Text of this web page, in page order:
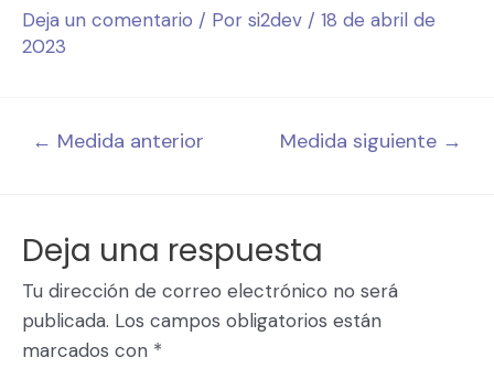
Deja un comentario / Por si2dev / 18 de abril de
2023
← Medida anterior Medida siguiente →
Deja una respuesta
Tu dirección de correo electrónico no será
publicada. Los campos obligatorios están
marcados con *